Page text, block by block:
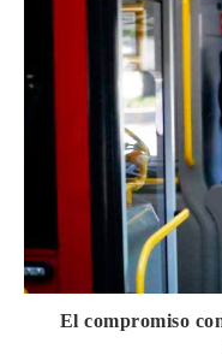
El compromiso